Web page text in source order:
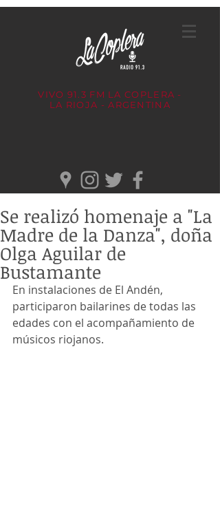
VIVO 91.3 FM LA COPLERA -
LA RIOJA - ARGENTINA
Se realizó homenaje a "La
Madre de la Danza", doña
Olga Aguilar de
Bustamante
En instalaciones de El Andén,
participaron bailarines de todas las
edades con el acompañamiento de
músicos riojanos.